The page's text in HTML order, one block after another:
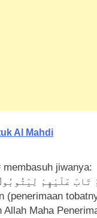
Al Mahdi
Hingga akhirnya turun kalam Allahﷻ membasuh jiwanya:
(penerimaan
Maha